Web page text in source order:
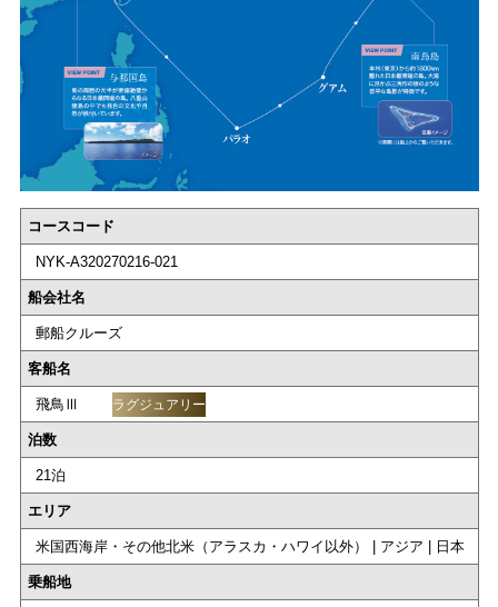
コースコード
NYK-A320270216-021
船会社名
郵船クルーズ
客船名
飛鳥Ⅲ ラグジュアリー
泊数
21泊
エリア
米国西海岸・その他北米（アラスカ・ハワイ以外） | アジア | 日本
乗船地